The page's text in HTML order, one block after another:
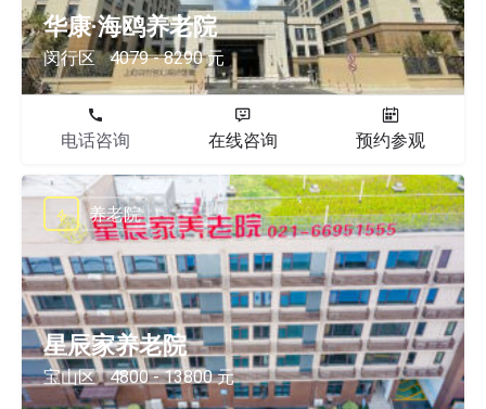
华康·海鸥养老院
闵行区 4079 - 8290 元
电话咨询 在线咨询 预约参观
星辰家养老院
宝山区 4800 - 13800 元
养老院